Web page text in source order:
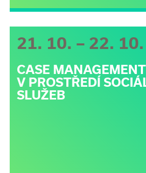
21. 10. – 22.
CASE MANAGEMENT
V PROSTŘEDÍ
SLUŽEB